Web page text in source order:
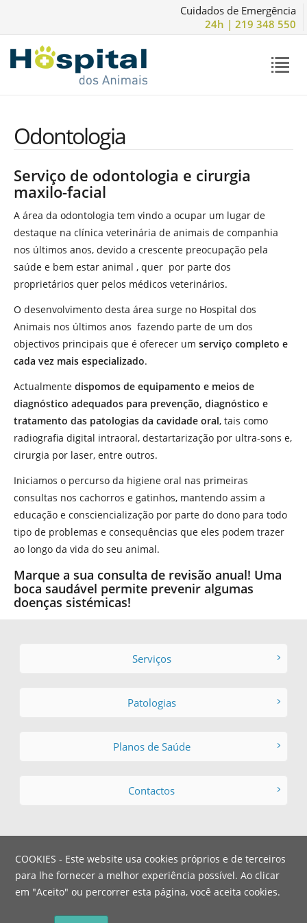
Cuidados de Emergência
24h | 219 348 550
Odontologia
Serviço de odontologia e cirurgia
maxilo-facial
A área da odontologia tem vindo a ocupar um lugar de
destaque na clínica veterinária de animais de companhia
nos últimos anos, devido a crescente preocupação pela
saúde e bem estar animal , quer por parte dos
proprietários quer pelos médicos veterinários.
O desenvolvimento desta área surge no Hospital dos
Animais nos últimos anos fazendo parte de um dos
objectivos principais que é oferecer um serviço completo e
cada vez mais especializado.
Actualmente dispomos de equipamento e meios de
diagnóstico adequados para prevenção, diagnóstico e
tratamento das patologias da cavidade oral, tais como
radiografia digital intraoral, destartarização por ultra-sons e,
cirurgia por laser, entre outros.
Iniciamos o percurso da higiene oral nas primeiras
consultas nos cachorros e gatinhos, mantendo assim a
educação e consciencialização por parte do dono para todo
tipo de problemas e consequências que eles podem trazer
ao longo da vida do seu animal.
Marque a sua consulta de revisão anual! Uma
boca saudável permite prevenir algumas
doenças sistémicas!
Serviços
Patologias
Planos de Saúde
Contactos
Webmaster:
© Copyright - Hospital dos
COOKIES - Este website usa cookies próprios e de terceiros
para lhe fornecer a melhor experiência possível. Ao clicar
em "Aceito" ou percorrer esta página, você aceita cookies.